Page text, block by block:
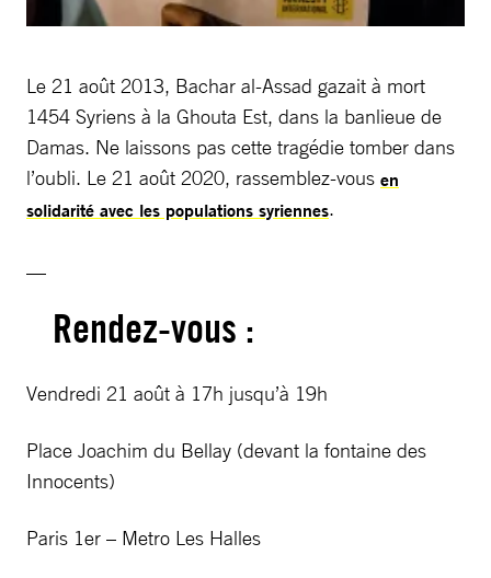
Le 21 août 2013, Bachar al-Assad gazait à mort
1454 Syriens à la Ghouta Est, dans la banlieue de
Damas. Ne laissons pas cette tragédie tomber dans
l’oubli. Le 21 août 2020, rassemblez-vous en
solidarité avec les populations syriennes.
Rendez-vous :
Vendredi 21 août à 17h jusqu’à 19h
Place Joachim du Bellay (devant la fontaine des
Innocents)
Paris 1er – Metro Les Halles